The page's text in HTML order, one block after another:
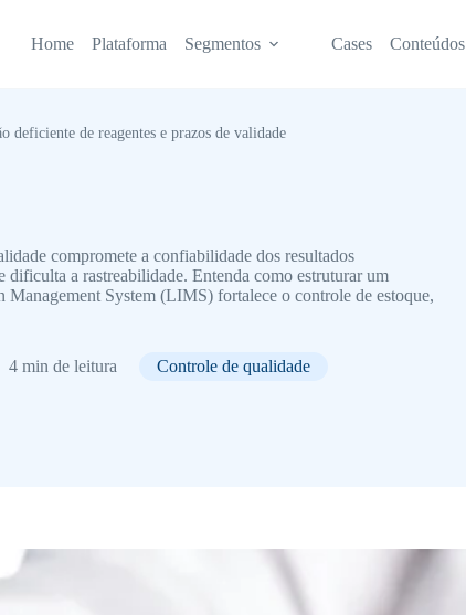
Home Plataforma Segmentos Cases Conteúdos
deficiente de reagentes e prazos de validade
compromete a confiabilidade dos resultados
a rastreabilidade. Entenda como estruturar um
System (LIMS) fortalece o controle de estoque,
4 min de leitura Controle de qualidade